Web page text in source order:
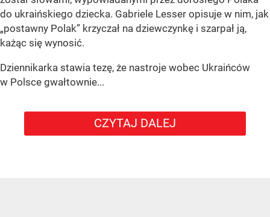
do ukraińskiego dziecka. Gabriele Lesser opisuje w nim, jak
„postawny Polak” krzyczał na dziewczynkę i szarpał ją,
każąc się wynosić.
Dziennikarka stawia tezę, że nastroje wobec Ukraińców
w Polsce gwałtownie...
CZYTAJ DALEJ